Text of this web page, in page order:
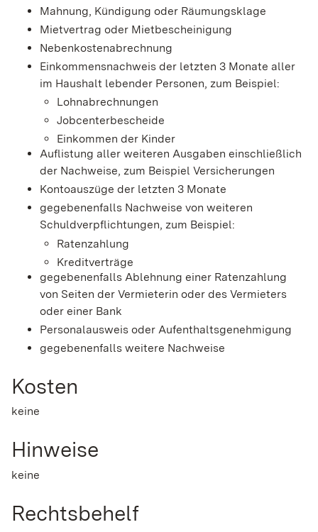
Mahnung, Kündigung oder Räumungsklage
Mietvertrag oder Mietbescheinigung
Nebenkostenabrechnung
Einkommensnachweis der letzten 3 Monate aller
im Haushalt lebender Personen, zum Beispiel:
Lohnabrechnungen
Jobcenterbescheide
Einkommen der Kinder
Auflistung aller weiteren Ausgaben einschließlich
der Nachweise, zum Beispiel Versicherungen
Kontoauszüge der letzten 3 Monate
gegebenenfalls Nachweise von weiteren
Schuldverpflichtungen, zum Beispiel:
Ratenzahlung
Kreditverträge
gegebenenfalls Ablehnung einer Ratenzahlung
von Seiten der Vermieterin oder des Vermieters
oder einer Bank
Personalausweis oder Aufenthaltsgenehmigung
gegebenenfalls weitere Nachweise
Kosten
keine
Hinweise
keine
Rechtsbehelf